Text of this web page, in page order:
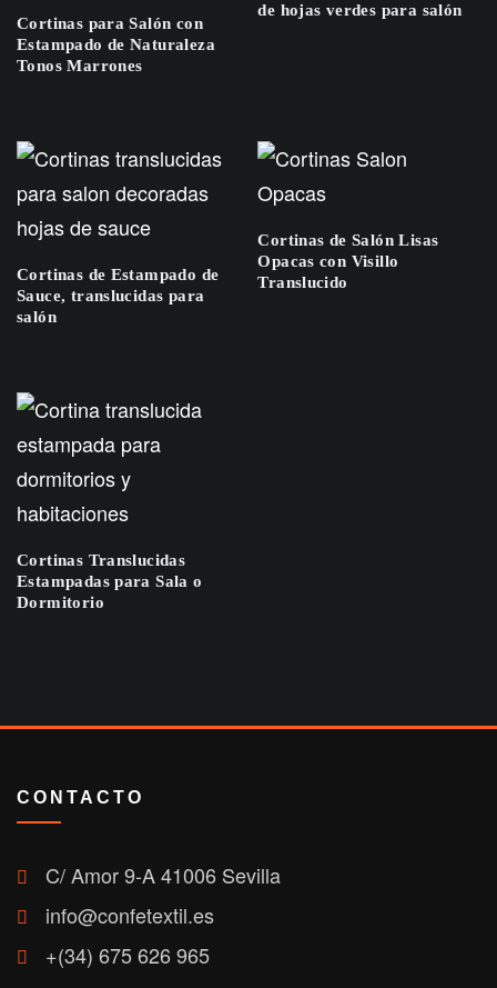
Cortinas para Salón con
Estampado de Naturaleza
Tonos Marrones
de hojas verdes para salón
Cortinas de Estampado de
Sauce, translucidas para
salón
Cortinas de Salón Lisas
Opacas con Visillo
Translucido
Cortinas Translucidas
Estampadas para Sala o
Dormitorio
CONTACTO
C/ Amor 9-A 41006 Sevilla
info@confetextil.es
+(34) 675 626 965